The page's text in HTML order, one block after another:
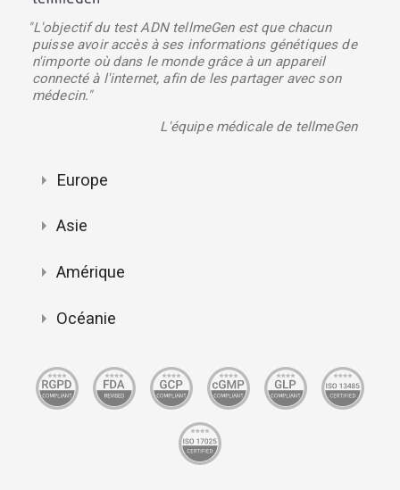
"L'objectif du test ADN tellmeGen est que chacun
puisse avoir accès à ses informations génétiques de
n'importe où dans le monde grâce à un appareil
connecté à l'internet, afin de les partager avec son
médecin."
L'équipe médicale de tellmeGen
Europe
Asie
Amérique
Océanie